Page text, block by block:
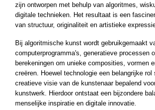
zijn ontworpen met behulp van algoritmes,
digitale technieken. Het resultaat is een
van structuur, originaliteit en artistieke
Bij algoritmische kunst wordt gebruikgemaakt
computerprogramma's, generatieve processen
berekeningen om unieke composities, vormen
creëren. Hoewel technologie een belangrijke
creatieve visie van de kunstenaar bepalend
kunstwerk. Hierdoor ontstaat een bijzondere
menselijke inspiratie en digitale innovatie.